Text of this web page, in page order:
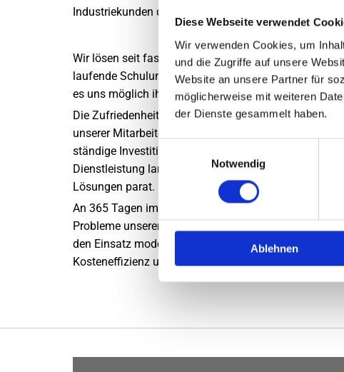
Diese Webseite verwendet
Wir verwenden Cookies, um
und die Zugriffe auf unsere
Website an unsere Partner für
möglicherweise mit weiteren
der Dienste gesammelt haben.
Notwendig
Ablehnen
Industriekunden da.
Wir lösen seit fast zwei Jahrzehnten die Probleme
laufende Schulungen unserer Mitarbeiter/innen und
es uns möglich ihnen die bestmögliche Qualität zu
Die Zufriedenheit unserer Kunden ist unser oberstes
unserer Mitarbeiter/innen, den Einsatz des
ständige Investitionen und Weiterentwicklung
Dienstleistung langfristig sicher. Wir sind für Sie da
Lösungen parat.
An 365 Tagen im Jahr rückt unserBereitschaftsdienst
Probleme unserer Kunden zu lösen. Wir sind rasch
den Einsatz modernster, umweltbewusster und
Kosteneffizienz unserer Dienstleistungen.